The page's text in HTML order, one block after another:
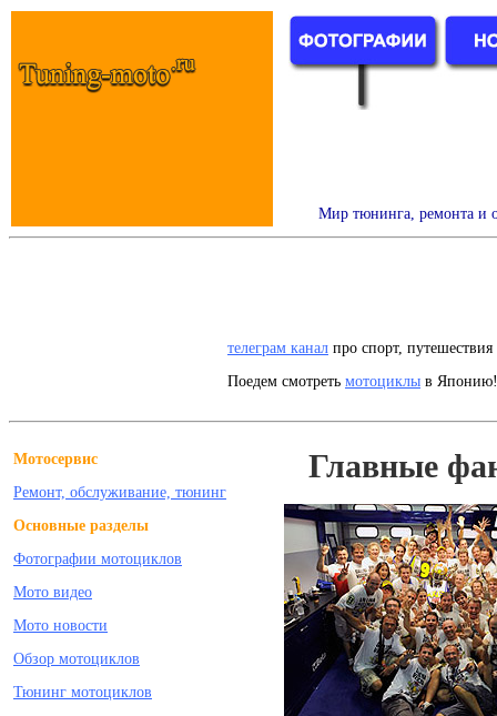
Мир тюнинга, ремонта и
телеграм канал про спорт,
Поедем смотреть мотоциклы в
Мотосервис
Ремонт, обслуживание, тюнинг
Основные разделы
Фотографии мотоциклов
Мото видео
Мото новости
Обзор мотоциклов
Тюнинг мотоциклов
Главные